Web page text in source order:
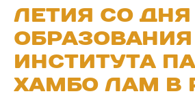
летия со дня
образования
Института
Хамбо лам в